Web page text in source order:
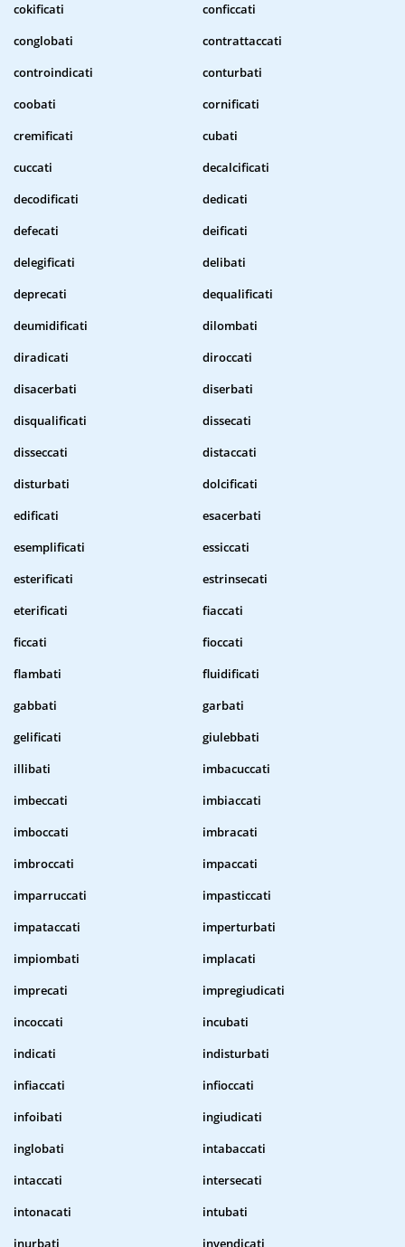
cokificati
conficcati
conglobati
contrattaccati
controindicati
conturbati
coobati
cornificati
cremificati
cubati
cuccati
decalcificati
decodificati
dedicati
defecati
deificati
delegificati
delibati
deprecati
dequalificati
deumidificati
dilombati
diradicati
diroccati
disacerbati
diserbati
disqualificati
dissecati
disseccati
distaccati
disturbati
dolcificati
edificati
esacerbati
esemplificati
essiccati
esterificati
estrinsecati
eterificati
fiaccati
ficcati
fioccati
flambati
fluidificati
gabbati
garbati
gelificati
giulebbati
illibati
imbacuccati
imbeccati
imbiaccati
imboccati
imbracati
imbroccati
impaccati
imparruccati
impasticcati
impataccati
imperturbati
impiombati
implacati
imprecati
impregiudicati
incoccati
incubati
indicati
indisturbati
infiaccati
infioccati
infoibati
ingiudicati
inglobati
intabaccati
intaccati
intersecati
intonacati
intubati
inurbati
invendicati